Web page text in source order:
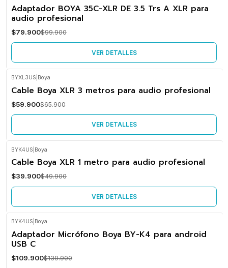
-20%
OFF
Adaptador BOYA 35C-XLR DE 3.5 Trs A XLR para
audio profesional
$79.900$99.900
VER DETALLES
-9%
OFF
No disponible
BYXL3US Boya
Cable Boya XLR 3 metros para audio profesional
$59.900$65.900
VER DETALLES
-20%
OFF
No disponible
BYK4US Boya
Cable Boya XLR 1 metro para audio profesional
$39.900$49.900
VER DETALLES
-21%
OFF
BYK4US Boya
Adaptador Micrófono Boya BY-K4 para android
USB C
$109.900$139.900